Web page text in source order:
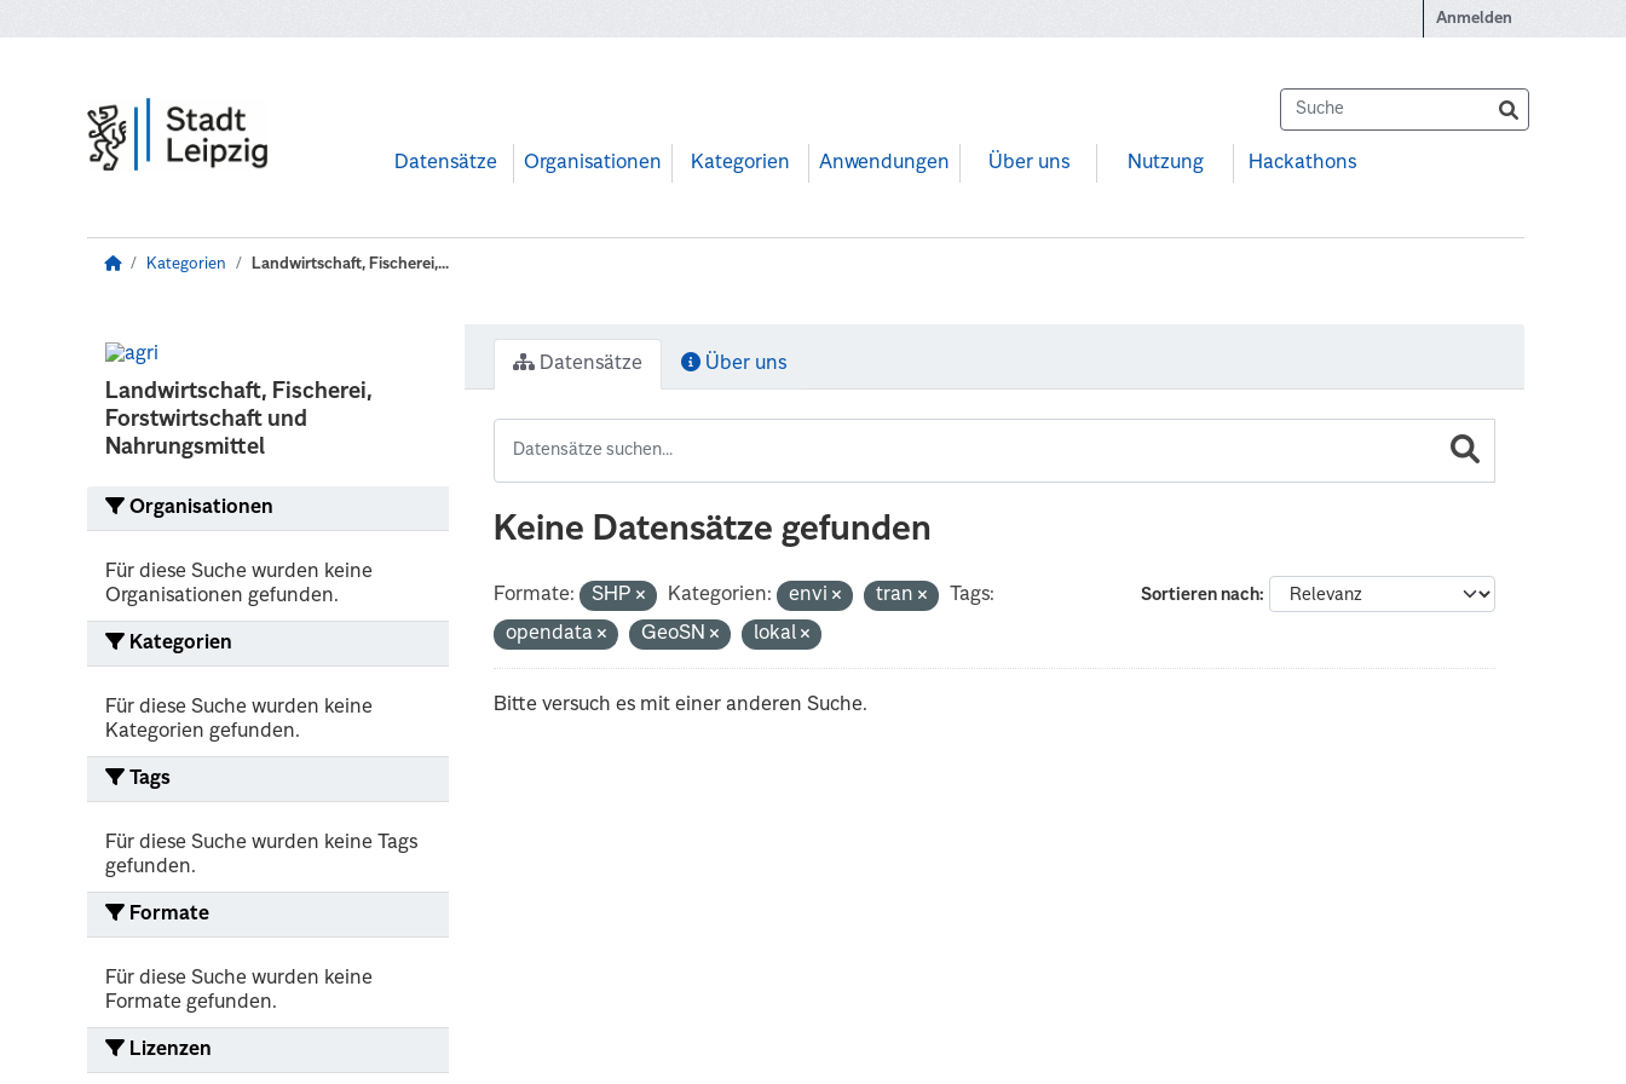
Anmelden
Datensätze Organisationen Kategorien Anwendungen Über uns Nutzung Hackathons
Kategorien Landwirtschaft, Fischerei,...
Landwirtschaft, Fischerei,
Forstwirtschaft und
Nahrungsmittel
Organisationen
Für diese Suche wurden keine
Organisationen gefunden.
Kategorien
Für diese Suche wurden keine
Kategorien gefunden.
Tags
Für diese Suche wurden keine Tags
gefunden.
Formate
Für diese Suche wurden keine
Formate gefunden.
Lizenzen
Datensätze Über uns
Keine Datensätze gefunden
Sortieren nach
Formate: SHP Kategorien: envi tran
Tags:
opendata
GeoSN lokal
Bitte versuch es mit einer anderen Suche.